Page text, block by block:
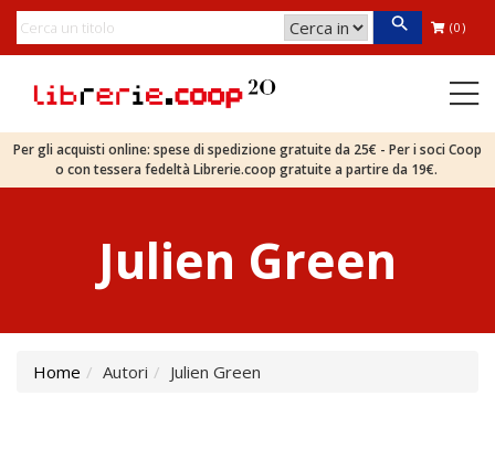
(0)
Per gli acquisti online: spese di spedizione gratuite da 25€ - Per i soci Coop
o con tessera fedeltà Librerie.coop gratuite a partire da 19€.
Julien Green
Home Autori Julien Green